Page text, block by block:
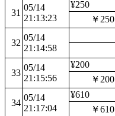
31
05/14
21:13:23
¥250
￥250
32
05/14
21:14:58
33
05/14
21:15:56
¥200
￥200
34
05/14
21:17:04
¥610
￥610